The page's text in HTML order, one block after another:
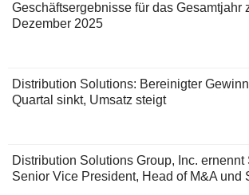
Geschäftsergebnisse für das Gesamtjahr
Dezember 2025
Distribution Solutions: Bereinigter
Quartal sinkt, Umsatz steigt
Distribution Solutions Group, Inc.
Senior Vice President, Head of M&A und